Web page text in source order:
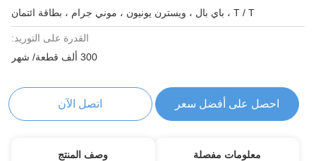
T / T ، باي بال ، ويسترن يونيون ، موني جرام ، بطاقة ائتمان
القدرة على التوريد:
300 ألف قطعة/ شهر
احصل على أفضل سعر اتصل الآن
معلومات مفصلة وصف المنتج